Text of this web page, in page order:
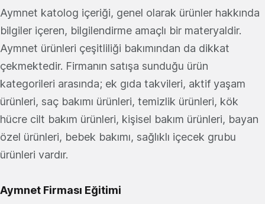
Aymnet katolog içeriği, genel olarak ürünler hakkında
bilgiler içeren, bilgilendirme amaçlı bir materyaldir.
Aymnet ürünleri çeşitliliği bakımından da dikkat
çekmektedir. Firmanın satışa sunduğu ürün
kategorileri arasında; ek gıda takvileri, aktif yaşam
ürünleri, saç bakımı ürünleri, temizlik ürünleri, kök
hücre cilt bakım ürünleri, kişisel bakım ürünleri, bayan
özel ürünleri, bebek bakımı, sağlıklı içecek grubu
ürünleri vardır.
Aymnet Firması Eğitimi